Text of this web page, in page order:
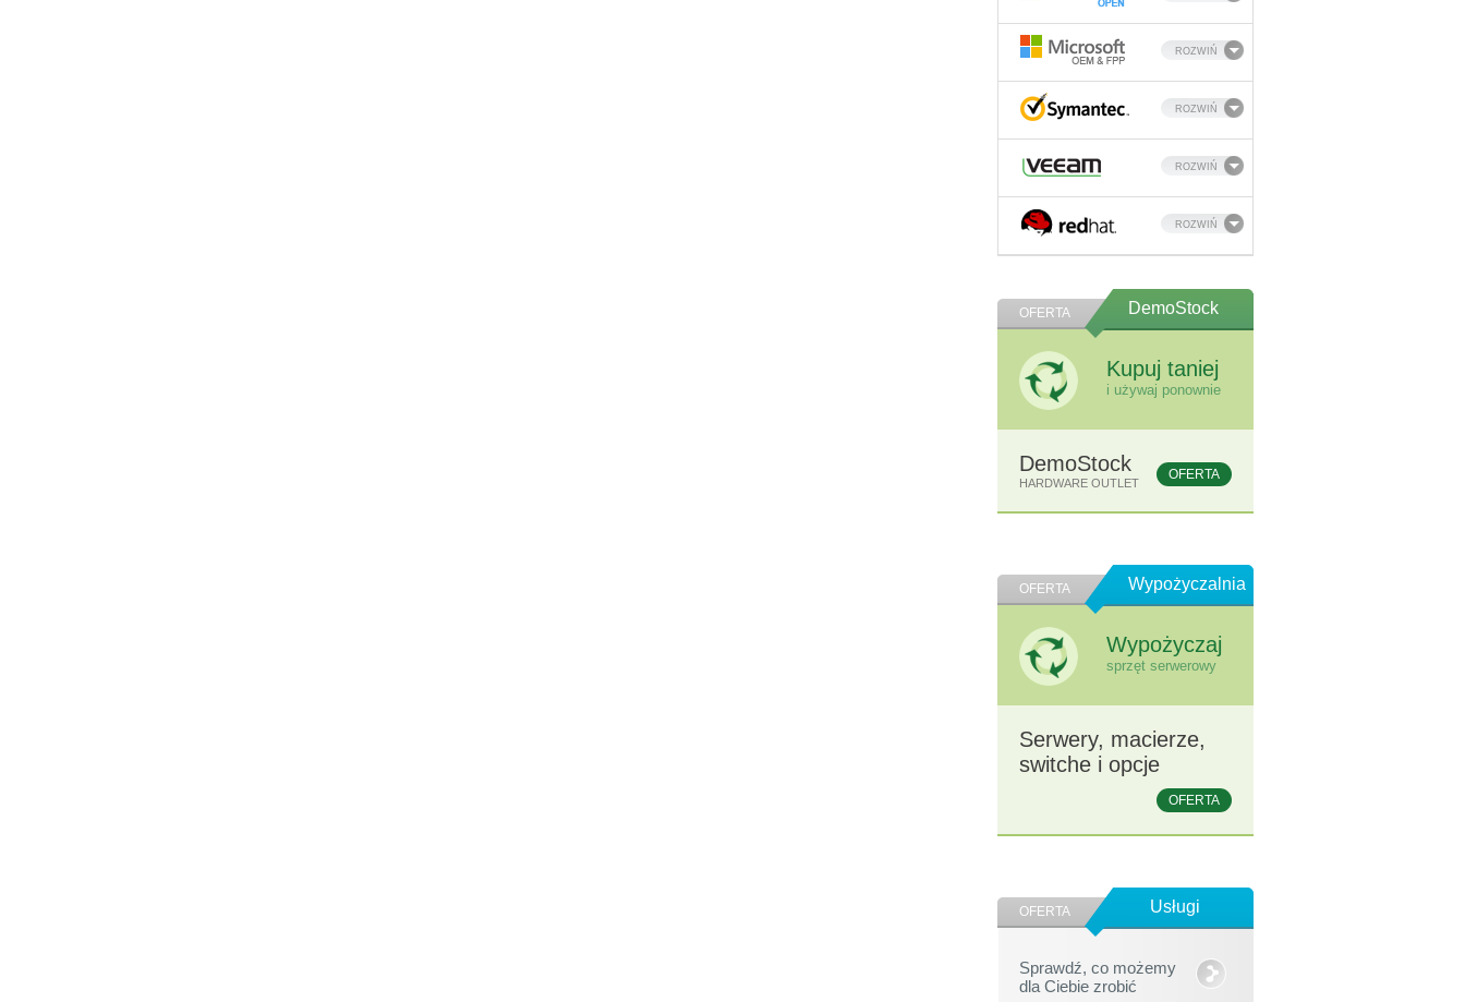
ROZWIŃ
ROZWIŃ
ROZWIŃ
ROZWIŃ
OFERTA DemoStock
Kupuj taniej
i używaj ponownie
DemoStock OFERTA
HARDWARE OUTLET
OFERTA Wypożyczalnia
Wypożyczaj
sprzęt serwerowy
Serwery, macierze,
switche i opcje
OFERTA
OFERTA Usługi
Sprawdź, co możemy
dla Ciebie zrobić